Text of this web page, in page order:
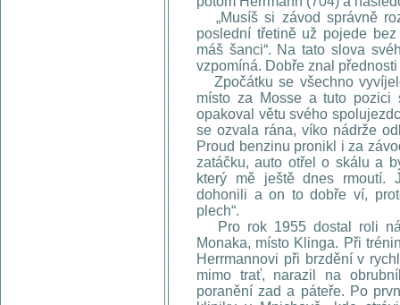
„Musíš si závod správně
poslední třetině už pojede
máš šanci“. Na tato slova
vzpomíná. Dobře znal
Zpočátku se všechno
místo za Mosse a tuto pozici
opakoval větu svého
se ozvala rána, víko nádrže
Proud benzinu pronikl i za
zatáčku, auto otřel o skálu a
který mě ještě dnes rmoutí.
dohonili a on to dobře ví,
plech“.
Pro rok 1955 dostal roli
Monaka, místo Klinga. Při
Herrmannovi při brzdění v
mimo trať, narazil na
poranění zad a páteře. Po